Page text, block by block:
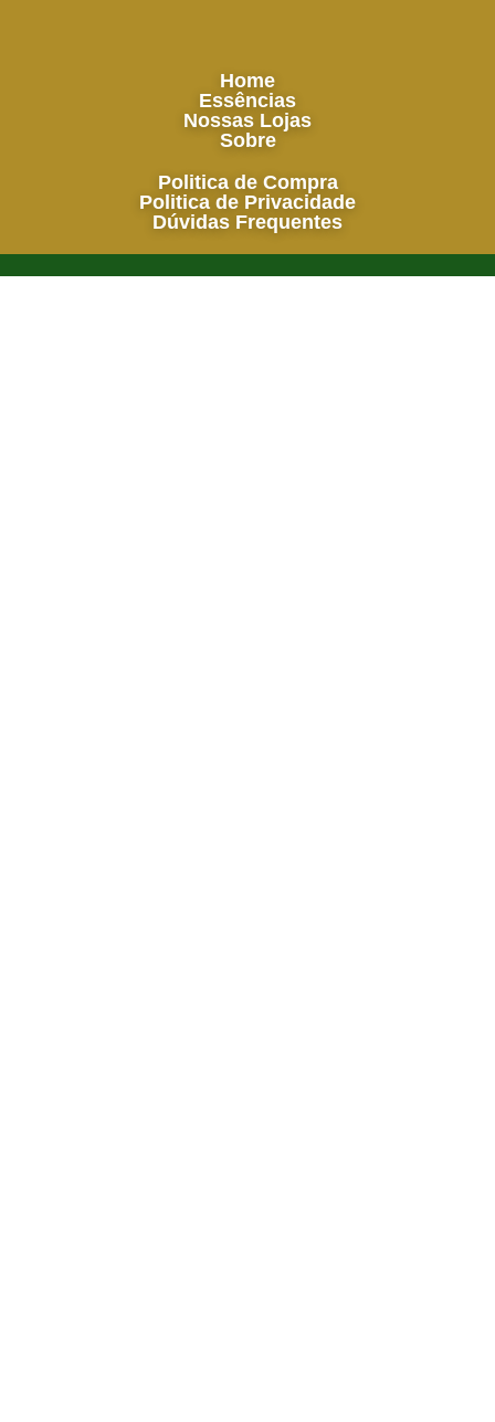
Home
Essências
Nossas Lojas
Sobre
Politica de Compra
Politica de Privacidade
Dúvidas Frequentes